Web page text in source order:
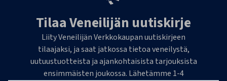
Tilaa Veneilijän uutiskirje
Liity Veneilijän Verkkokaupan uutiskirjeen
tilaajaksi, ja saat jatkossa tietoa veneilystä,
uutuustuotteista ja ajankohtaisista tarjouksista
ensimmäisten joukossa. Lähetämme 1-4